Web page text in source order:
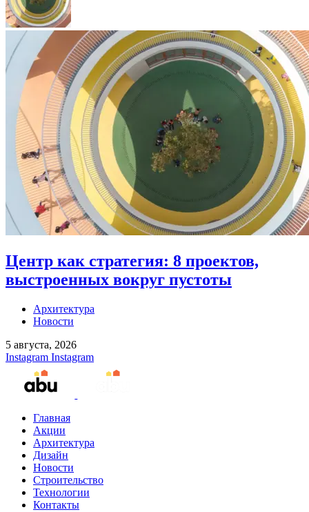
Центр как стратегия: 8 проектов,
выстроенных вокруг пустоты
Архитектура
Новости
5 августа, 2026
Instagram Instagram
Главная
Акции
Архитектура
Дизайн
Новости
Строительство
Технологии
Контакты